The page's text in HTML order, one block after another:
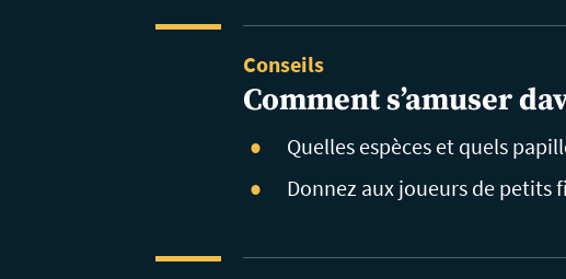
Conseils
Comment s’amuser
Quelles espèces et quels
Donnez aux joueurs de petits